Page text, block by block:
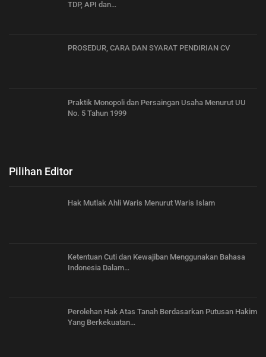
TDP, API dan…
PROSEDUR, CARA DAN SYARAT PENDIRIAN CV
Praktik Monopoli dan Persaingan Usaha Menurut UU
No. 5 Tahun 1999
Pilihan Editor
Hak Mutlak Ahli Waris Menurut Waris Islam
Ketentuan Cuti dan Kewajiban Menggunakan Bahasa
Indonesia Dalam…
Perolehan Hak Atas Tanah Berdasarkan Putusan Hakim
Yang Berkekuatan…